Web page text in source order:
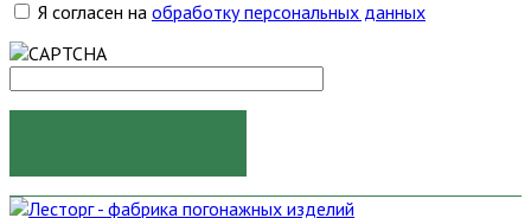
Я согласен на обработку персональных данных